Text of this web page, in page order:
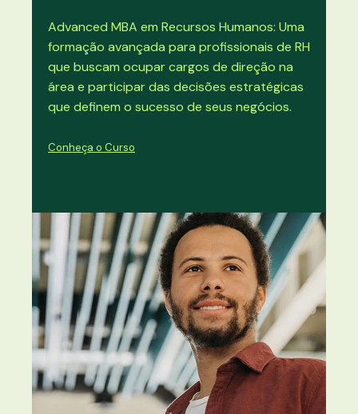
Advanced MBA em Recursos Humanos: Uma
formação avançada para profissionais de RH
que buscam ocupar cargos de direção na
área e participar das decisões estratégicas
que definem o sucesso de seus negócios.
Conheça o Curso